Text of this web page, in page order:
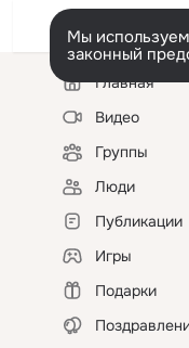
Мы
законный
Левая
колонкаГлавная
Видео
Группы
Люди
Публикации
Игры
Подарки